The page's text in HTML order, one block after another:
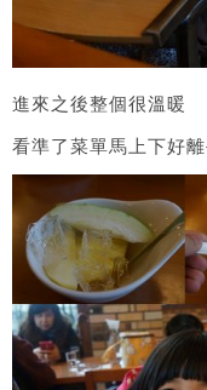
進來之後整個很溫暖
看準了菜單馬上下好